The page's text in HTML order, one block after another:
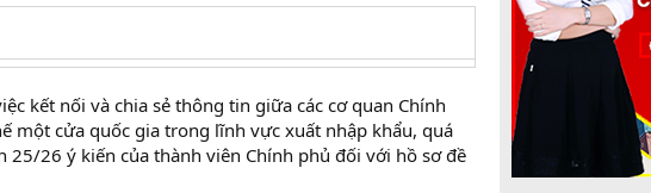
kết nối và chia sẻ thông tin giữa các cơ quan Chính
một cửa quốc gia trong lĩnh vực xuất nhập khẩu, quá
25/26 ý kiến của thành viên Chính phủ đối với hồ sơ đề